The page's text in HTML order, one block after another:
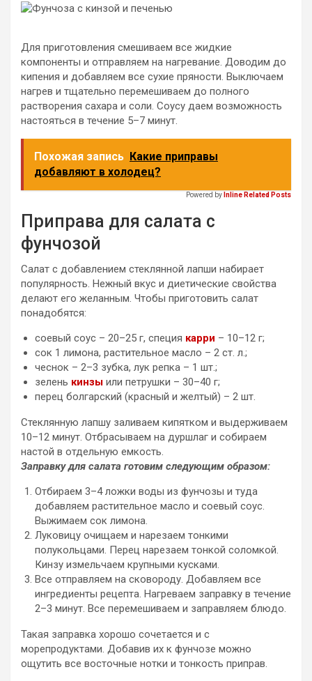
Для приготовления смешиваем все жидкие
компоненты и отправляем на нагревание. Доводим до
кипения и добавляем все сухие пряности. Выключаем
нагрев и тщательно перемешиваем до полного
растворения сахара и соли. Соусу даем возможность
настояться в течение 5–7 минут.
Похожая запись Какие приправы
добавляют в холодец?
Powered by Inline Related Posts
Приправа для салата с
фунчозой
Салат с добавлением стеклянной лапши набирает
популярность. Нежный вкус и диетические свойства
делают его желанным. Чтобы приготовить салат
понадобятся:
соевый соус – 20–25 г, специя карри – 10–12 г;
сок 1 лимона, растительное масло – 2 ст. л.;
чеснок – 2–3 зубка, лук репка – 1 шт.;
зелень кинзы или петрушки – 30–40 г;
перец болгарский (красный и желтый) – 2 шт.
Стеклянную лапшу заливаем кипятком и выдерживаем
10–12 минут. Отбрасываем на дуршлаг и собираем
настой в отдельную емкость.
Заправку для салата готовим следующим образом:
Отбираем 3–4 ложки воды из фунчозы и туда
добавляем растительное масло и соевый соус.
Выжимаем сок лимона.
Луковицу очищаем и нарезаем тонкими
полукольцами. Перец нарезаем тонкой соломкой.
Кинзу измельчаем крупными кусками.
Все отправляем на сковороду. Добавляем все
ингредиенты рецепта. Нагреваем заправку в течение
2–3 минут. Все перемешиваем и заправляем блюдо.
Такая заправка хорошо сочетается и с
морепродуктами. Добавив их к фунчозе можно
ощутить все восточные нотки и тонкость приправ.